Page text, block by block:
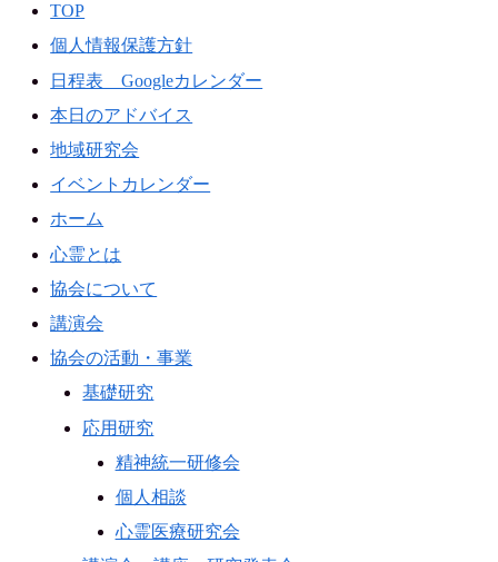
TOP
個人情報保護方針
日程表 Googleカレンダー
本日のアドバイス
地域研究会
イベントカレンダー
ホーム
心霊とは
協会について
講演会
協会の活動・事業
基礎研究
応用研究
精神統一研修会
個人相談
心霊医療研究会